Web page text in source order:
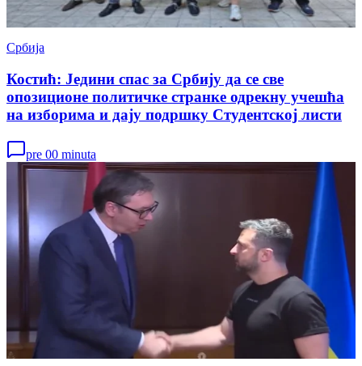
Србија
Костић: Једини спас за Србију да се све
опозиционе политичке странке одрекну учешћа
на изборима и дају подршку Студентској листи
pre 00 minuta